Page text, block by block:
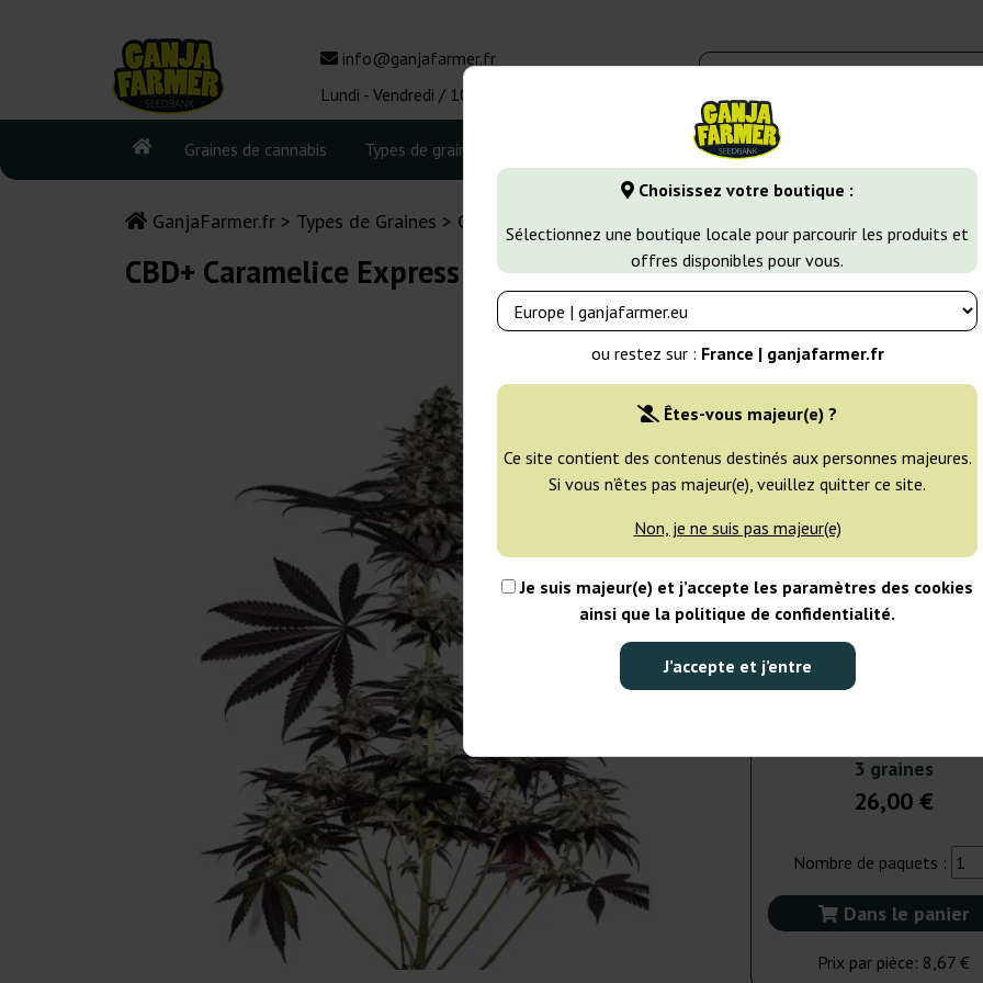
Choisissez votre boutique :
Sélectionnez une boutique locale pour parcourir les produits et
offres disponibles pour vous.
ou restez sur : France | ganjafarmer.fr
Êtes-vous majeur(e) ?
Ce site contient des contenus destinés aux personnes majeures.
Si vous n’êtes pas majeur(e), veuillez quitter ce site.
Non, je ne suis pas majeur(e)
Je suis majeur(e) et j’accepte les paramètres des cookies
ainsi que la politique de confidentialité.
J’accepte et j’entre
info@ganjafarmer.fr
Lundi - Vendredi / 10:00 - 16:00
Graines de cannabis Types de graines Variétés de cannabis
GanjaFarmer.fr Types de Graines Graines de Cannabis Féminisées
CBD+ Caramelice Express Positronics
Positronics
1 graine
EXPÉD. 3-7 JOURS
3 graines
EXPÉD. 24H
5 graines
EXPÉD. 3-7 JOURS
3 graines
26,00 €
Nombre de paquets :
Dans le panier
Prix par pièce: 8,67 €